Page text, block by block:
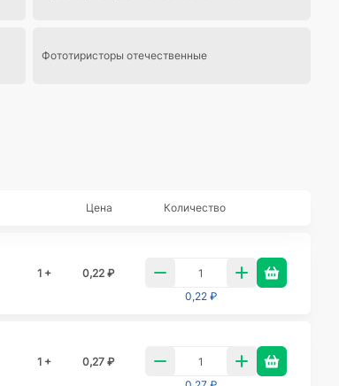
Фототиристоры отечественные
Цена Количество
1 +
0,22 ₽
0,22 ₽
1 +
0,27 ₽